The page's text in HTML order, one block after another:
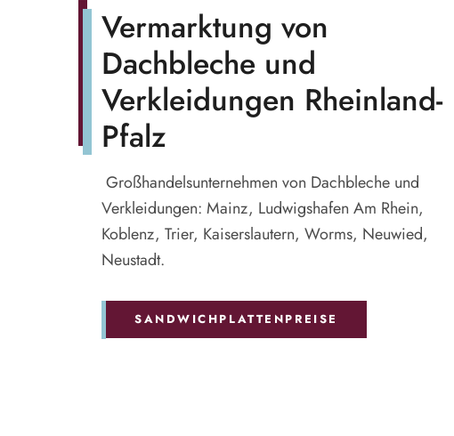
Vermarktung von
Dachbleche und
Verkleidungen Rheinland-
Pfalz
Großhandelsunternehmen von Dachbleche und
Verkleidungen: Mainz, Ludwigshafen Am Rhein,
Koblenz, Trier, Kaiserslautern, Worms, Neuwied,
Neustadt.
SANDWICHPLATTENPREISE